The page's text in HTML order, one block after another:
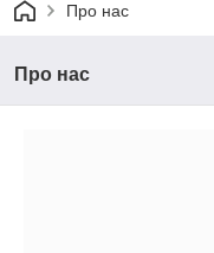
Про нас
Про нас